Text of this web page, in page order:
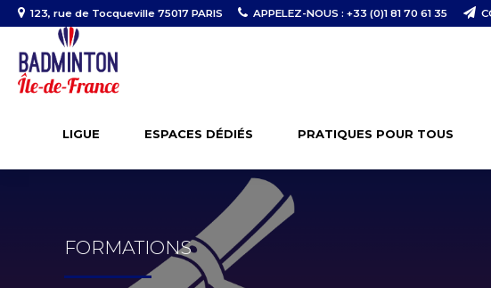
123, rue de Tocqueville 75017 PARIS APPELEZ-NOUS : +33 (0)1 81 70 61 35
LIGUE ESPACES DÉDIÉS PRATIQUES POUR TOUS
FORMATIONS